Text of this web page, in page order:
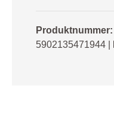
Produktnummer:
5902135471944